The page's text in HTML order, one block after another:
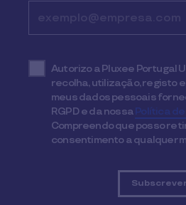
Autorizo a Pluxee Portugal
recolha, utilização, registo
meus dados pessoais
RGPD e da nossaPolítica
Compreendo que posso
consentimento a qualquer